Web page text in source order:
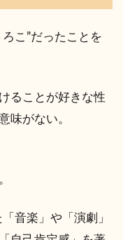
こ”だったことを
ることが好きな性
味がない。
音楽」や「演劇」